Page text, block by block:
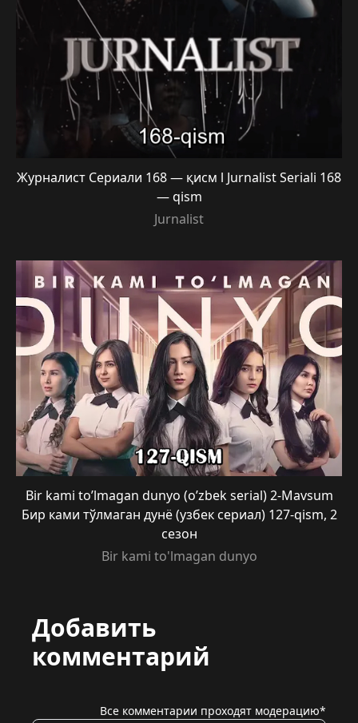
Журналист Сериали 168 — қисм l Jurnalist Seriali 168
— qism
Jurnalist
Bir kami to’lmagan dunyo (o’zbek serial) 2-Mavsum
Бир ками тўлмаган дунё (узбек сериал) 127-qism, 2
сезон
Bir kami to'lmagan dunyo
Добавить
комментарий
Все комментарии проходят модерацию*